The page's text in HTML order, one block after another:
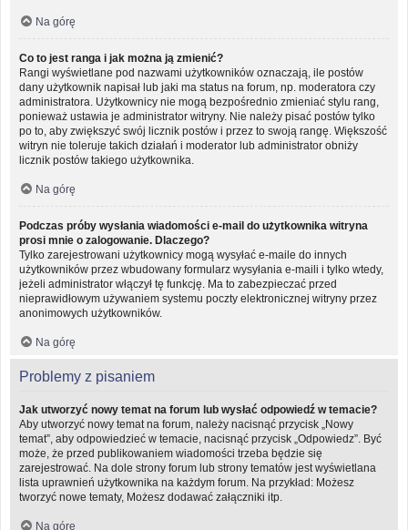
Na górę
Co to jest ranga i jak można ją zmienić?
Rangi wyświetlane pod nazwami użytkowników oznaczają, ile postów
dany użytkownik napisał lub jaki ma status na forum, np. moderatora czy
administratora. Użytkownicy nie mogą bezpośrednio zmieniać stylu rang,
ponieważ ustawia je administrator witryny. Nie należy pisać postów tylko
po to, aby zwiększyć swój licznik postów i przez to swoją rangę. Większość
witryn nie toleruje takich działań i moderator lub administrator obniży
licznik postów takiego użytkownika.
Na górę
Podczas próby wysłania wiadomości e-mail do użytkownika witryna
prosi mnie o zalogowanie. Dlaczego?
Tylko zarejestrowani użytkownicy mogą wysyłać e-maile do innych
użytkowników przez wbudowany formularz wysyłania e-maili i tylko wtedy,
jeżeli administrator włączył tę funkcję. Ma to zabezpieczać przed
nieprawidłowym używaniem systemu poczty elektronicznej witryny przez
anonimowych użytkowników.
Na górę
Problemy z pisaniem
Jak utworzyć nowy temat na forum lub wysłać odpowiedź w temacie?
Aby utworzyć nowy temat na forum, należy nacisnąć przycisk „Nowy
temat”, aby odpowiedzieć w temacie, nacisnąć przycisk „Odpowiedz”. Być
może, że przed publikowaniem wiadomości trzeba będzie się
zarejestrować. Na dole strony forum lub strony tematów jest wyświetlana
lista uprawnień użytkownika na każdym forum. Na przykład: Możesz
tworzyć nowe tematy, Możesz dodawać załączniki itp.
Na górę